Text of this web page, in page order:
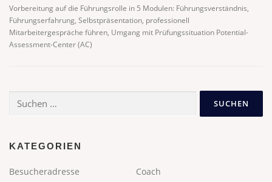
Vorbereitung auf die Führungsrolle in 5 Modulen: Führungsverständnis,
Führungserfahrung, Selbstpräsentation, professionell
Mitarbeitergespräche führen, Umgang mit Prüfungssituation Potential-
Assessment-Center (AC)
nach:
KATEGORIEN
Besucheradresse
Coach